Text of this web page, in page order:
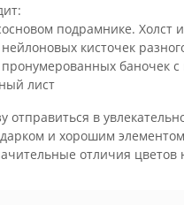
подрамнике. Холст
кисточек
баночек с
лист
отправиться в
и хорошим
отличия цветов